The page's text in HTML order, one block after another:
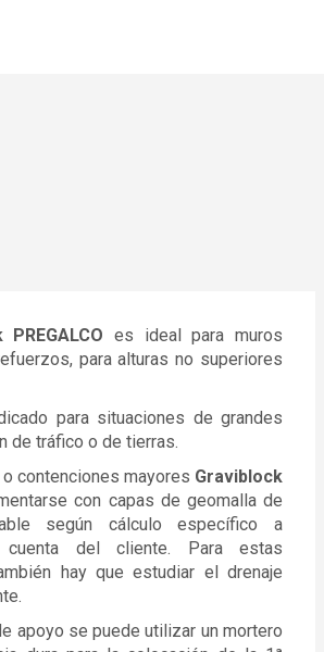
es ideal para muros
para alturas no superiores
para situaciones de grandes
de tráfico o de tierras.
contenciones mayores Graviblock
con capas de geomalla de
según cálculo específico a
del cliente. Para estas
hay que estudiar el drenaje
apoyo se puede utilizar un mortero